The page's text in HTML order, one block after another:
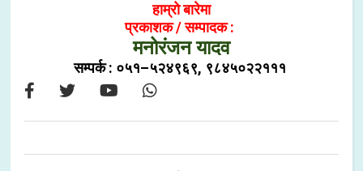
हाम्रो बारेमा
प्रकाशक / सम्पादक :
मनोरंजन यादव
सम्पर्क : ०५१–५२४९६९, ९८४५०२२१११